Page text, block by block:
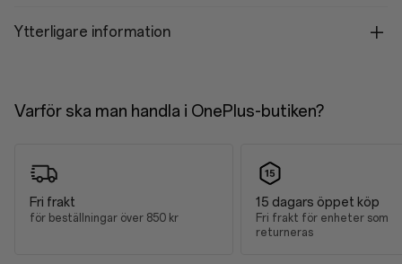
Brännvidd: 73 mm motsvarande
Bländare: ƒ/2,6
Ultravidvinkelkamera
Megapixlar: 50
Antal linser: 6P
Sensor: S5KJN5
Sensorstorlek: 1/2,75"
Ytterligare information
Varför ska man handla i OnePlus-butiken?
Fri frakt
för beställningar över 850 kr
15 dagars öppet köp
Fri frakt för enheter som
returneras